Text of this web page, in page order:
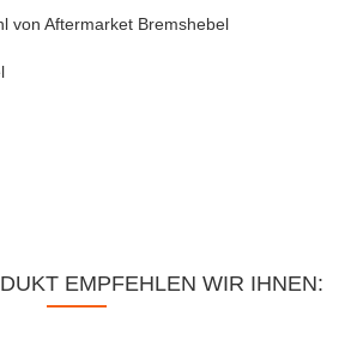
von Aftermarket Bremshebel
EMPFEHLEN WIR IHNEN: